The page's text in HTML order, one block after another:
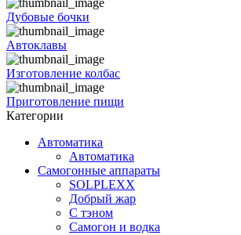
Дубовые бочки
Автоклавы
Изготовление колбас
Приготовление пищи
Категории
Автоматика
Автоматика
Самогонные аппараты
SOLPLEXX
Добрый жар
С тэном
Самогон и водка